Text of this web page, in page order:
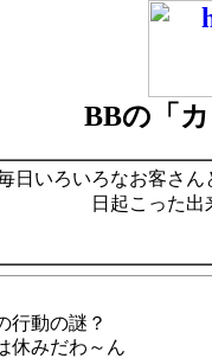
BBの「
日いろいろなお客さ
日起こった
行動の謎？
休みだわ～ん